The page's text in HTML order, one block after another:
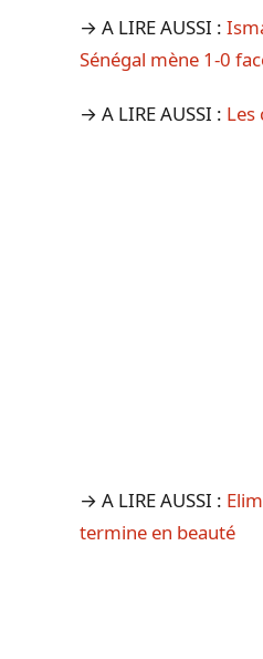
→ A LIRE AUSSI :
Sénégal mène 1-0
→ A LIRE AUSSI : Les
→ A LIRE AUSSI :
termine en beauté